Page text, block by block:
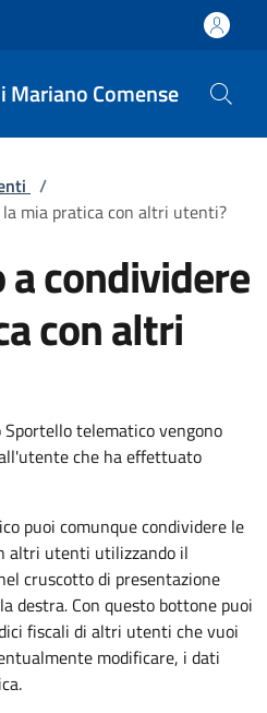
Mariano Comense
/
la mia pratica con altri utenti?
a condividere
con altri
telematico vengono
che ha effettuato
puoi comunque condividere le
altri utenti utilizzando il
cruscotto di presentazione
destra. Con questo bottone puoi
fiscali di altri utenti che vuoi
modificare, i dati